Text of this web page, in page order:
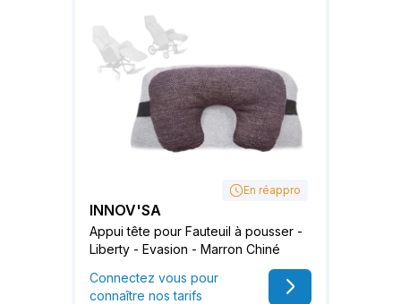
En réappro
INNOV'SA
Appui tête pour Fauteuil à pousser -
Liberty - Evasion - Marron Chiné
Connectez vous pour
connaître nos tarifs